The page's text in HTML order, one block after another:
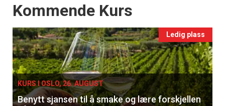
Events
Kommende Kurs
Ledig plass
KURS I OSLO, 26. AUGUST
Benytt sjansen til å smake og lære forskjellen